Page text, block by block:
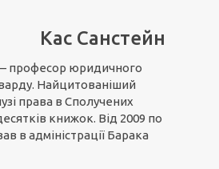
Кас Санстейн
професор юридичного
Найцитованіший
права в Сполучених
книжок. Від 2009 по
в адміністрації Барака